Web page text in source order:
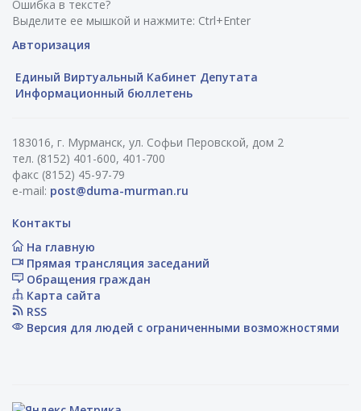
Ошибка в тексте?
Выделите ее мышкой и нажмите: Ctrl+Enter
Авторизация
Единый Виртуальный Кабинет Депутата
Информационный бюллетень
183016, г. Мурманск, ул. Софьи Перовской, дом 2
тел. (8152) 401-600, 401-700
факс (8152) 45-97-79
e-mail: post@duma-murman.ru
Контакты
На главную
Прямая трансляция заседаний
Обращения граждан
Карта сайта
RSS
Версия для людей с ограниченными возможностями